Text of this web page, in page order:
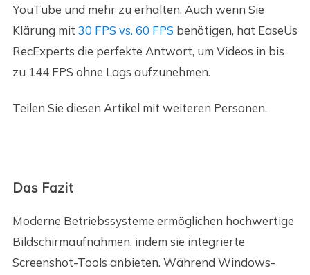
YouTube und mehr zu erhalten. Auch wenn Sie
Klärung mit 30 FPS vs. 60 FPS benötigen, hat EaseUs
RecExperts die perfekte Antwort, um Videos in bis
zu 144 FPS ohne Lags aufzunehmen.
Teilen Sie diesen Artikel mit weiteren Personen.
Das Fazit
Moderne Betriebssysteme ermöglichen hochwertige
Bildschirmaufnahmen, indem sie integrierte
Screenshot-Tools anbieten. Während Windows-